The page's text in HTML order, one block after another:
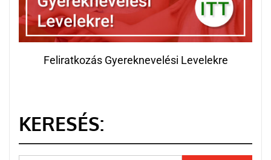
Feliratkozás Gyereknevelési Levelekre
KERESÉS: